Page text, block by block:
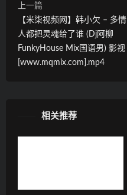
上一篇
【米柒视频网】韩小欠 – 多情
人都把灵魂给了谁 (Dj阿柳
FunkyHouse Mix国语男) 影视
[www.mqmix.com].mp4
相关推荐